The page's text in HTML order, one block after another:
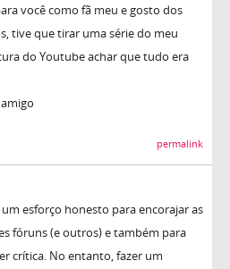
você como fã meu e gosto dos
tive que tirar uma série do meu
do Youtube achar que tudo era
permalink
um esforço honesto para encorajar as
fóruns (e outros) e também para
crítica. No entanto, fazer um